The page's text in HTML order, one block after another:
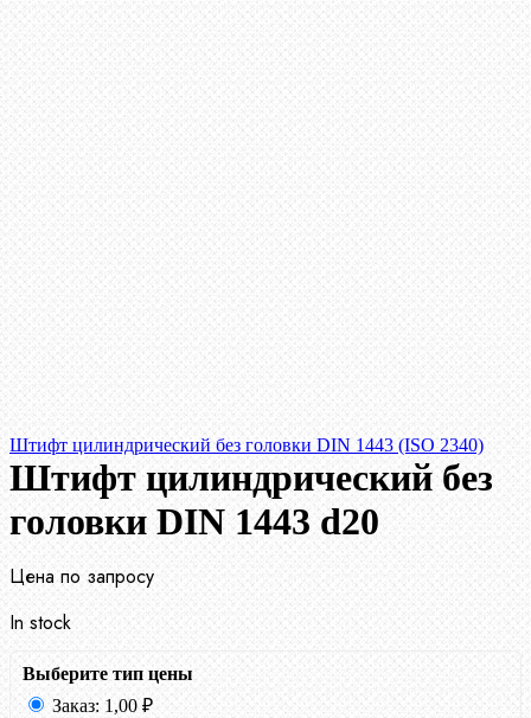
Штифт цилиндрический без головки DIN 1443 (ISO 2340)
Штифт цилиндрический без
головки DIN 1443 d20
Цена по запросу
In stock
Выберите тип цены
Заказ: 1,00 ₽